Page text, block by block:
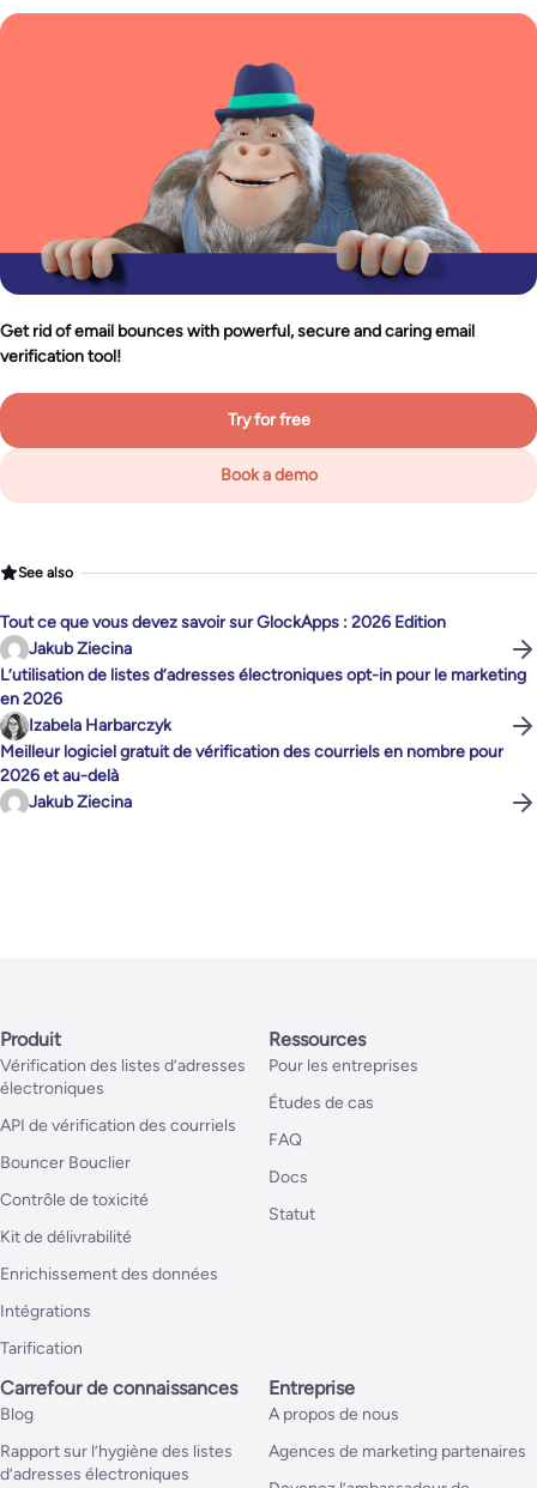
Get rid of email bounces with powerful, secure and caring email
verification tool!
Try for free
Book a demo
See also
Tout ce que vous devez savoir sur GlockApps : 2026 Edition
Jakub Ziecina
L’utilisation de listes d’adresses électroniques opt-in pour le marketing
en 2026
Izabela Harbarczyk
Meilleur logiciel gratuit de vérification des courriels en nombre pour
2026 et au-delà
Jakub Ziecina
Produit
Vérification des listes d’adresses
électroniques
API de vérification des courriels
Bouncer Bouclier
Contrôle de toxicité
Kit de délivrabilité
Enrichissement des données
Intégrations
Tarification
Ressources
Pour les entreprises
Études de cas
FAQ
Docs
Statut
Carrefour de connaissances
Blog
Rapport sur l’hygiène des listes
d’adresses électroniques
Entreprise
A propos de nous
Agences de marketing partenaires